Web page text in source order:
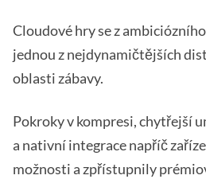
Cloudové hry se z
jednou z nejdynamičtějších
oblasti zábavy.
Pokroky v kompresi, chytřejší
a nativní integrace napříč
možnosti a zpřístupnily